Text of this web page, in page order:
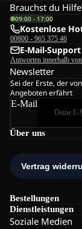
Über uns
Bestellungen
Dienstleistungen
Soziale Medien
Brauchst du
09:00 - 17:00
Kostenlose
00800 - 965 375 46
E-Mail-Support
Antworten innerhalb
Newsletter
Sei der Erste, der
Angeboten erfährt
E-Mail